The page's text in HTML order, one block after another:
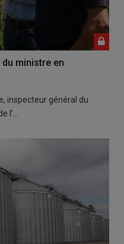
ministre en
inspecteur général du
l’…